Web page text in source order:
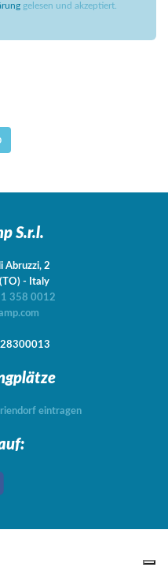
gelesen und akzeptiert.
S.r.l.
Abruzzi, 2
(TO) - Italy
358 0012
eintragen